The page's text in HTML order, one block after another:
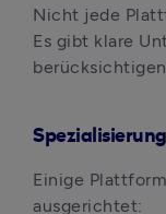
Nicht jede
Es gibt klare
Spezialisierung
Einige
ausgerichtet: